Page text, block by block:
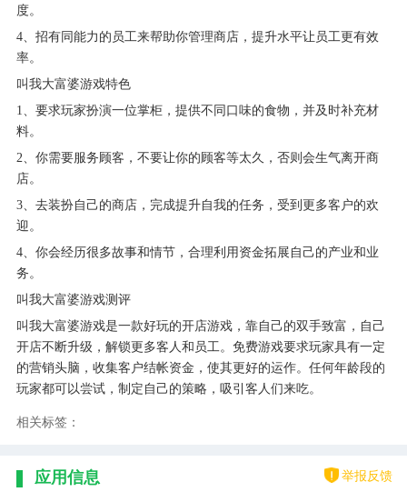
度。
4、招有同能力的员工来帮助你管理商店，提升水平让员工更有效
率。
叫我大富婆游戏特色
1、要求玩家扮演一位掌柜，提供不同口味的食物，并及时补充材
料。
2、你需要服务顾客，不要让你的顾客等太久，否则会生气离开商
店。
3、去装扮自己的商店，完成提升自我的任务，受到更多客户的欢
迎。
4、你会经历很多故事和情节，合理利用资金拓展自己的产业和业
务。
叫我大富婆游戏测评
叫我大富婆游戏是一款好玩的开店游戏，靠自己的双手致富，自己
开店不断升级，解锁更多客人和员工。免费游戏要求玩家具有一定
的营销头脑，收集客户结帐资金，使其更好的运作。任何年龄段的
玩家都可以尝试，制定自己的策略，吸引客人们来吃。
相关标签：
应用信息 举报反馈